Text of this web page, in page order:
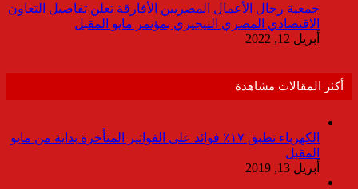
جمعية رجال الأعمال المصريين الأفارقة تعلن تفاصيل التعاون
الاقتصادي المصري النيجيري بمؤتمر مايو المقبل
أبريل 12, 2022
أكثر المقالات مشاهدة
الكهرباء تطبق ١٧٪ فوائد على الفواتير المتأخرة بداية من مايو
المقبل
أبريل 13, 2019